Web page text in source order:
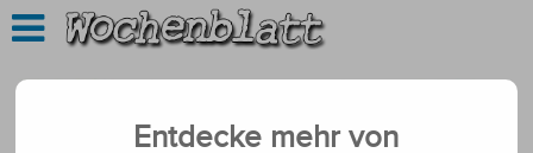
Entdecke mehr von